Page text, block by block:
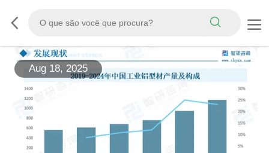
Aug 18, 2025